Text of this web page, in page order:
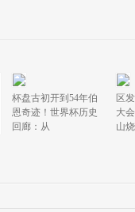
杯盘古初开到54年伯
恩奇迹！世界杯历史
回廊：从
区
大
山烧